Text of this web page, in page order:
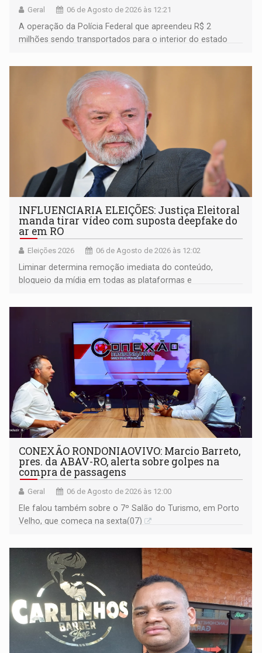
Geral 06 de Agosto de 2026 às 12:21
A operação da Polícia Federal que apreendeu R$ 2
milhões sendo transportados para o interior do estado
ligação do suspeito com um deputado federal do União
Brasil por Rondônia
INFLUENCIARIA ELEIÇÕES: Justiça Eleitoral
manda tirar vídeo com suposta deepfake do
ar em RO
Eleições 2026 06 de Agosto de 2026 às 12:02
Liminar determina remoção imediata do conteúdo,
bloqueio da mídia em todas as plataformas e
CONEXÃO RONDONIAOVIVO: Marcio Barreto,
pres. da ABAV-RO, alerta sobre golpes na
compra de passagens
Geral 06 de Agosto de 2026 às 12:00
Ele falou também sobre o 7º Salão do Turismo, em Porto
Velho, que começa na sexta(07)